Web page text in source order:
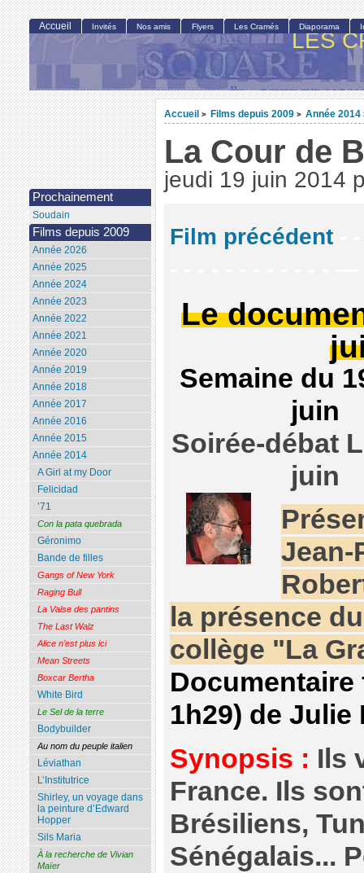
LES
Accueil > Films depuis 2009 > Année 2014
La Cour de
jeudi 19 juin 2014
Film précédent
Le
Semaine du
juin
Soirée-débat
juin
Jean-
la présence
collège "La
Documentaire
1h29) de
Synopsis : Ils
France. Ils
Brésiliens,
Sénégalais...
Accueil Invités Nos amis Flyers Les Cramés Diaporama
Prochainement
Soudain
Films depuis 2009
Année 2026
Année 2025
Année 2024
Année 2023
Année 2022
Année 2021
Année 2020
Année 2019
Année 2018
Année 2017
Année 2016
Année 2015
Année 2014
A Girl at my Door
Felicidad
’71
Con la pata quebrada
Géronimo
Bande de filles
Gangs of New York
Raging Bull
La Valse des pantins
The Last Walz
Alice n’est plus ici
Mean Streets
Boxcar Bertha
White Bird
Le Sel de la terre
Bodybuilder
Au nom du peuple italien
Léviathan
L’Institutrice
Shirley, un voyage dans
la peinture d’Edward
Hopper
Sils Maria
À la recherche de Vivian
Maïer